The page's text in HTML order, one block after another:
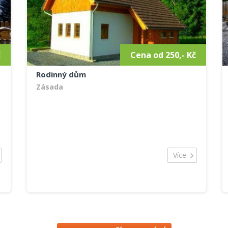
Cena od 250,- Kč
Rodinný dům
Zásada
Více